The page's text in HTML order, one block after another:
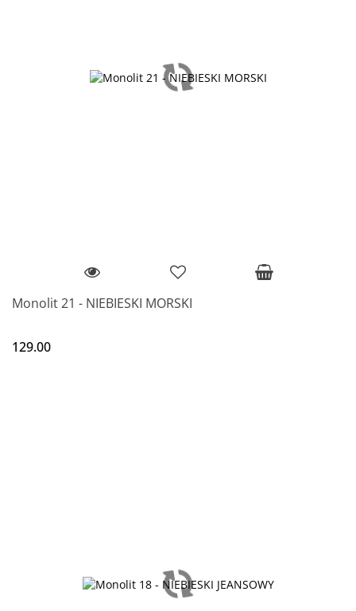
Monolit 21 - NIEBIESKI MORSKI
129.00